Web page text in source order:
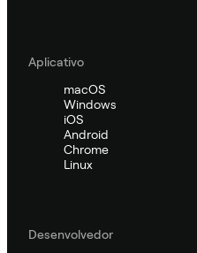
Aplicativo
macOS
Windows
iOS
Android
Chrome
Linux
Desenvolvedor